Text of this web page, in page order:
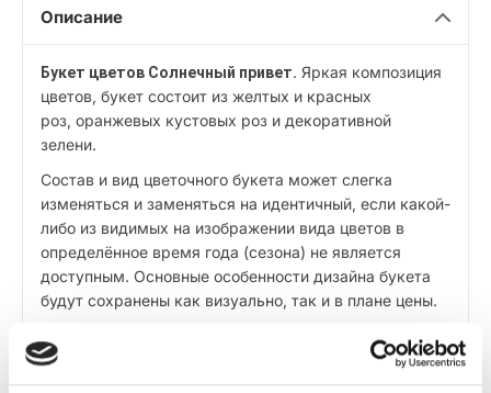
Описание
Букет цветов Солнечный привет. Яркая композиция
цветов, букет состоит из желтых и красных
роз, оранжевых кустовых роз и декоративной
зелени.
Состав и вид цветочного букета может слегка
изменяться и заменяться на идентичный, если какой-
либо из видимых на изображении вида цветов в
определённое время года (сезона) не является
доступным. Основные особенности дизайна букета
будут сохранены как визуально, так и в плане цены.
Изображение носит информативный характер.